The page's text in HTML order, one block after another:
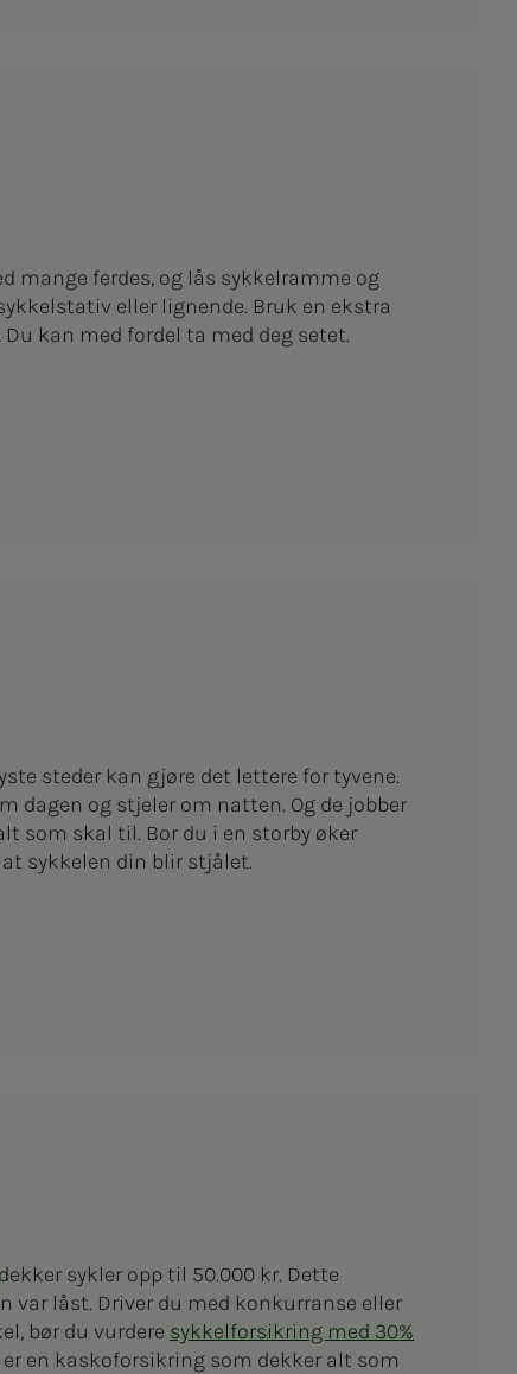
mange ferdes, og lås sykkelramme og
eller lignende. Bruk en ekstra
kan med fordel ta med deg setet.
steder kan gjøre det lettere for tyvene.
dagen og stjeler om natten. Og de jobber
som skal til. Bor du i en storby øker
sykkelen din blir stjålet.
dekker sykler opp til 50.000 kr. Dette
var låst. Driver du med konkurranse eller
bør du vurdere sykkelforsikring med 30%
er en kaskoforsikring som dekker alt som